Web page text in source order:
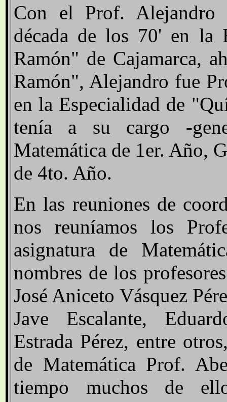
Con el Prof. Alejandro
década de los 70' en la
Ramón" de Cajamarca,
Ramón", Alejandro fue
en la Especialidad de
tenía a su cargo -
Matemática de 1er. Año,
de 4to. Año.
En las reuniones de
nos reuníamos los
asignatura de
nombres de los
José Aniceto Vásquez
Jave Escalante,
Estrada Pérez, entre
de Matemática Prof.
tiempo muchos de